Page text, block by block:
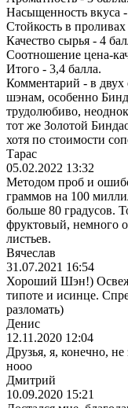
Насыщенность вкуса -
Стойкость в проливах
Качество сырья - 4
Соотношение цена-
Итого - 3,4 балла.
Комментарий - в двух
шэнам, особенно
трудолюбиво,
тот же Золотой
хотя по стоимости
Тарас
05.02.2022 13:32
Методом проб и
граммов на 100
больше 80 градусов.
фруктовый, немного
листьев.
Вячеслав
31.07.2021 16:54
Хороший Шэн!)
типоте и исинце.
разломать)
Денис
12.11.2020 12:04
Друзья, я, конечно,
нооо
Дмитрий
10.09.2020 15:21